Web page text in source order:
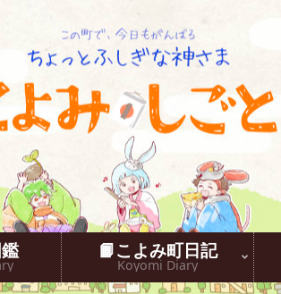
よみしごと〔和原ハト〕
📙こよみ町日記
Koyomi Diary